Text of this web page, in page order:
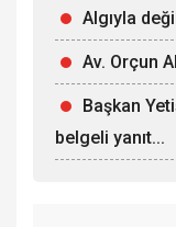
Algıyla
Av. Orçun
Başkan
belgeli yanıt...